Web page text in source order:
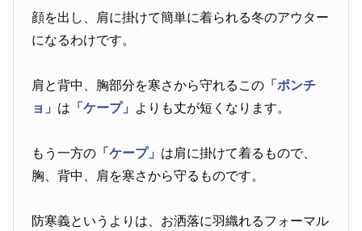
顔を出し、肩に掛けて簡単に着られる冬のアウター
になるわけです。
肩と背中、胸部分を寒さから守れるこの 「ポンチ
ョ」 は 「ケープ」 よりも丈が短くなります。
もう一方の 「ケープ」 は肩に掛けて着るもので、
胸、背中、肩を寒さから守るものです。
防寒義というよりは、お洒落に羽織れるフォーマル